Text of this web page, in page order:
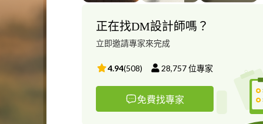
正在找DM設計師嗎？
立即邀請專家來完成
4.94(508) 28,757位專家
免費找專家